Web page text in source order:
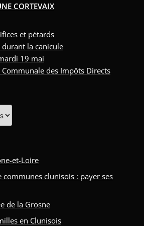
CORTEVAIX
et pétards
la canicule
19 mai
Communale des Impôts Directs
et-Loire
communes clunisois : payer ses
de la Grosne
en Clunisois